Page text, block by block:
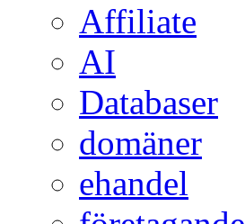
Affiliate
AI
Databaser
domäner
ehandel